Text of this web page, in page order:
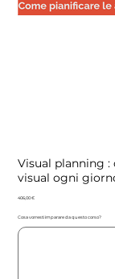
Visual planning
visual ogni
Precio
406,00 €
Cosa vorresti imparare da questo corso?
500